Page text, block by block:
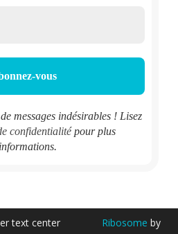
messages indésirables ! Lisez
confidentialitépour plus
text center Ribosome by